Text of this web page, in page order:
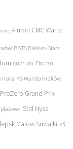
Aluron CMC Warta
BBTS Bielsko-Biała
cuprum Florian
KS Wanda Kraków
PreZero Grand Prix
Stal Nysa
Malow Suwałki バ